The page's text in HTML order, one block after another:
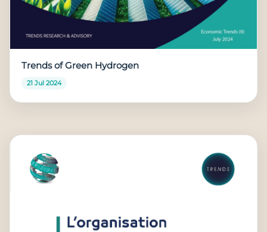
Trends of Green Hydrogen
21 Jul 2024